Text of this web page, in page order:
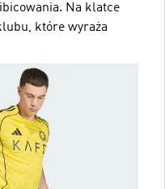
Na klatce
które wyraża